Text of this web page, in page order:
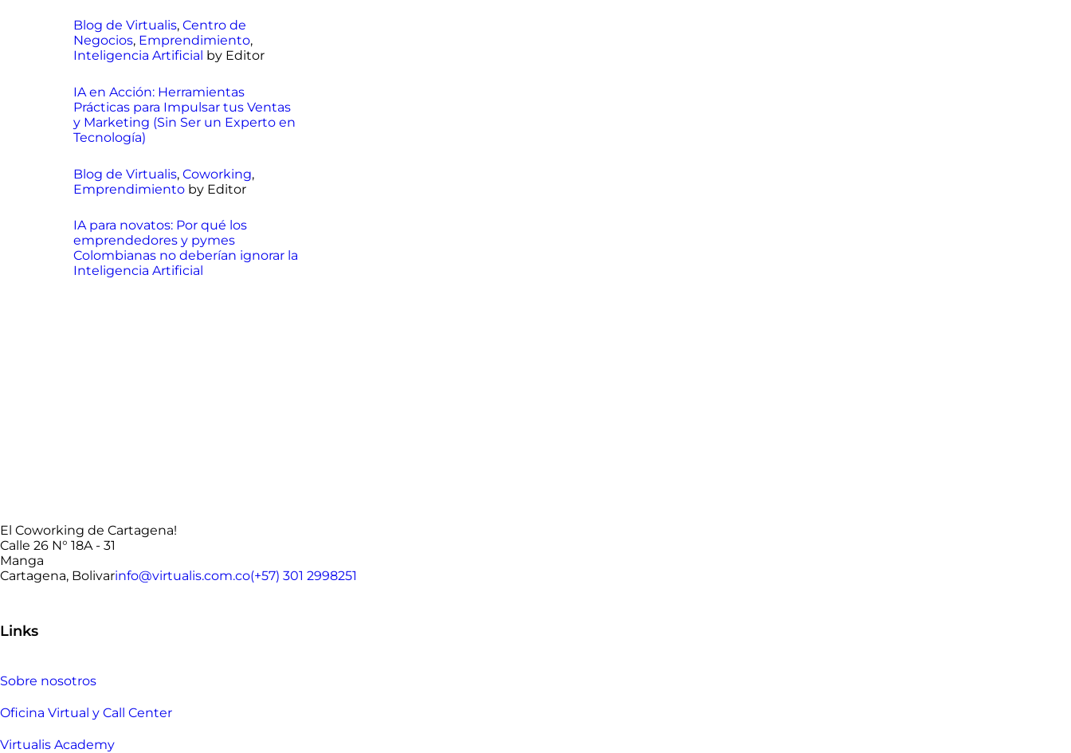
Blog de Virtualis, Centro de
Negocios, Emprendimiento,
Inteligencia Artificial by Editor
IA en Acción: Herramientas
Prácticas para Impulsar tus Ventas
y Marketing (Sin Ser un Experto en
Tecnología)
Blog de Virtualis, Coworking,
Emprendimiento by Editor
IA para novatos: Por qué los
emprendedores y pymes
Colombianas no deberían ignorar la
Inteligencia Artificial
El Coworking de Cartagena!
Calle 26 N° 18A - 31
Manga
Cartagena, Bolivarinfo@virtualis.com.co(+57) 301 2998251
Links
Sobre nosotros
Oficina Virtual y Call Center
Virtualis Academy